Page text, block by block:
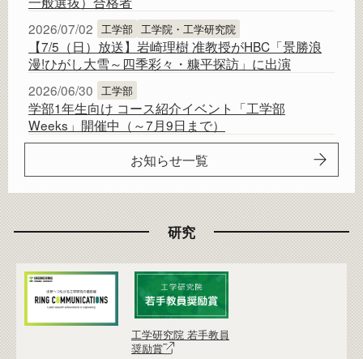
2026/07/02
工学部 工学院・工学研究院
【7/5（日）放送】岩崎理樹 准教授がHBC「景勝浪
漫!ひがし大雪～四季彩々・糠平探訪」に出演
2026/06/30
工学部
学部1年生向け コース紹介イベント「工学部
Weeks」開催中（～7月9日まで）
お知らせ一覧
研究
工学研究院 若手教員
奨励賞